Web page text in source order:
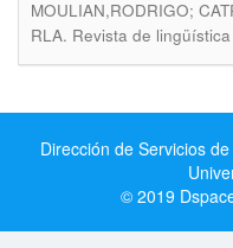
MOULIAN,RODRIGO;
RLA. Revista de
Dirección de Servicios
© 2019